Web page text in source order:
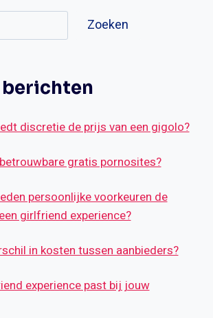
Zoeken
berichten
discretie de prijs van een gigolo?
gratis pornosites?
persoonlijke voorkeuren de
girlfriend experience?
in kosten tussen aanbieders?
experience past bij jouw